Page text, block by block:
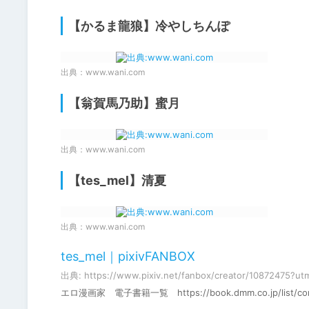
【かるま龍狼】冷やしちんぽ
出典： www.wani.com
【翁賀馬乃助】蜜月
出典： www.wani.com
【tes_mel】清夏
出典： www.wani.com
tes_mel｜pixivFANBOX
出典: https://www.pixiv.net/fanbox/creator/
エロ漫画家 電子書籍一覧 https://book.dmm.co.jp/list/